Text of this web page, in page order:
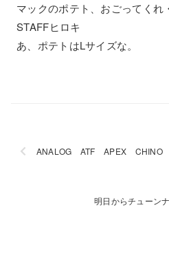
マックのポテト、おごってくれ
STAFFヒロキ
あ、ポテトはLサイズな。
ANALOG ATF APEX CHINO
明日からチューン